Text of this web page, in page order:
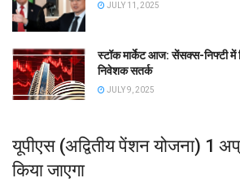
JULY 11, 2025
स्टॉक मार्केट आज: सेंसक्स-निफ्टी में
निवेशक सतर्क
JULY 9, 2025
यूपीएस (अद्वितीय पेंशन योजना) 1
किया जाएगा